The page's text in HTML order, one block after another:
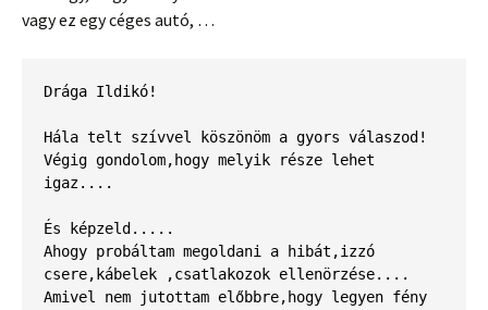
vagy ez egy céges autó, …
Drága Ildikó!
Hála telt szívvel köszönöm a gyors válaszod!
Végig gondolom,hogy melyik része lehet
igaz....
És képzeld.....
Ahogy probáltam megoldani a hibát,izzó
csere,kábelek ,csatlakozok ellenörzése....
Amivel nem jutottam előbbre,hogy legyen fény